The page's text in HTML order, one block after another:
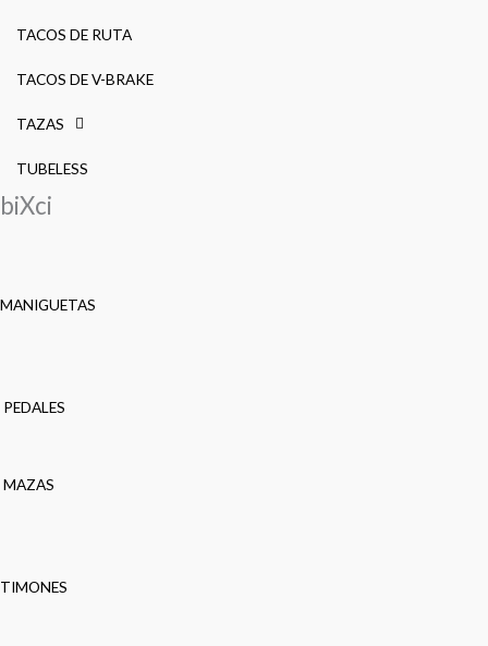
TACOS DE RUTA
TACOS DE V-BRAKE
TAZAS
TUBELESS
biXci
MANIGUETAS
PEDALES
MAZAS
TIMONES